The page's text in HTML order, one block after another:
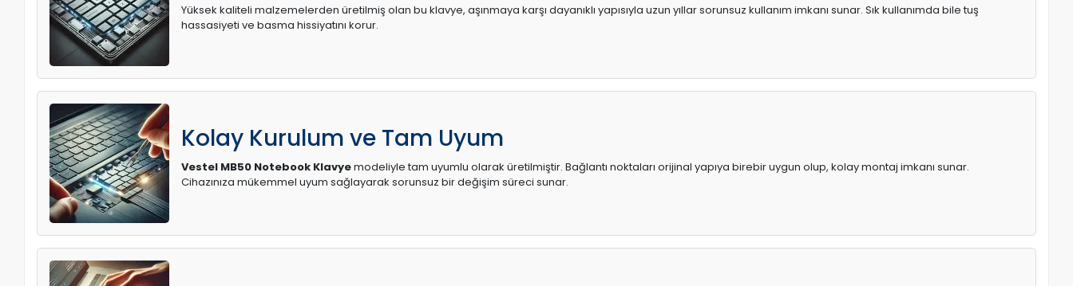
Yüksek kaliteli malzemelerden üretilmiş olan bu klavye, aşınmaya karşı dayanıklı yapısıyla uzun yıllar sorunsuz kullanım imkanı sunar. Sık kullanımda bile tuş
hassasiyeti ve basma hissiyatını korur.
Kolay Kurulum ve Tam Uyum
Vestel MB50 Notebook Klavyemodeliyle tam uyumlu olarak üretilmiştir. Bağlantı noktaları orijinal yapıya birebir uygun olup, kolay montaj imkanı sunar.
Cihazınıza mükemmel uyum sağlayarak sorunsuz bir değişim süreci sunar.